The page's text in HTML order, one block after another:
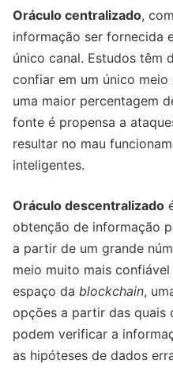
Oráculo centralizado,
informação ser fornecida
único canal. Estudos têm
confiar em um único
uma maior percentagem
fonte é propensa a
resultar no mau
inteligentes.
Oráculo descentralizado
obtenção de informação
a partir de um grande
meio muito mais
espaço da blockchain,
opções a partir das quais
podem verificar a
as hipóteses de dados